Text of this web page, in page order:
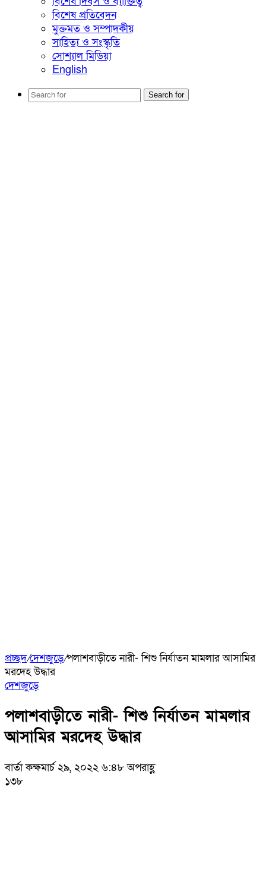
বিশেষ প্রতিবেদন
মুক্তমত ও সম্পাদকীয়
সাহিত্য ও সংস্কৃতি
সোশ্যাল মিডিয়া
English
Search for
প্রচ্ছদ/দেশজুড়ে/পলাশবাড়ীতে নারী- শিশু নির্যাতন মামলার আসামির
মরদেহ উদ্ধার
দেশজুড়ে
পলাশবাড়ীতে নারী- শিশু নির্যাতন মামলার
আসামির মরদেহ উদ্ধার
বার্তা কক্ষমার্চ ২৯, ২০২২ ৬:৪৮ অপরাহ্ণ
১৩৮